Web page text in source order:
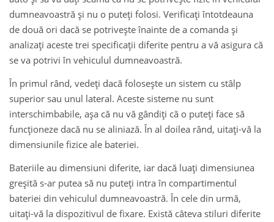
dumneavoastră și nu o puteți folosi. Verificați întotdeauna
de două ori dacă se potrivește înainte de a comanda și
analizați aceste trei specificații diferite pentru a vă asigura că
se va potrivi în vehiculul dumneavoastră.
În primul rând, vedeți dacă folosește un sistem cu stâlp
superior sau unul lateral. Aceste sisteme nu sunt
interschimbabile, așa că nu vă gândiți că o puteți face să
funcționeze dacă nu se aliniază. În al doilea rând, uitați-vă la
dimensiunile fizice ale bateriei.
Bateriile au dimensiuni diferite, iar dacă luați dimensiunea
greșită s-ar putea să nu puteți intra în compartimentul
bateriei din vehiculul dumneavoastră. În cele din urmă,
uitați-vă la dispozitivul de fixare. Există câteva stiluri diferite